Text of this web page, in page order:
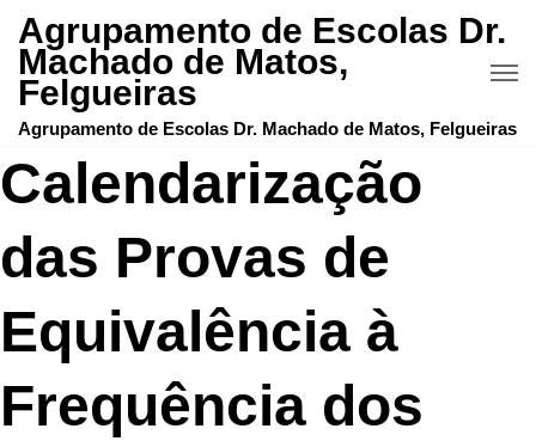
Agrupamento de Escolas Dr.
Machado de Matos,
Felgueiras
Agrupamento de Escolas Dr. Machado de Matos, Felgueiras
Calendarização
das Provas de
Equivalência à
Frequência dos